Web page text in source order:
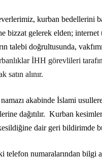
kurban bedellerini
bizzat gelerek elden; internet
talebi doğrultusunda,
İHH görevlileri
alınır.
akabinde İslami
dağıtılır. Kurban
dair geri bildirimde
telefon numaralarından bilgi